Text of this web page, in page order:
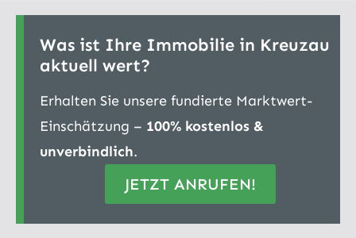
Was ist Ihre Immobilie in Kreuzau
aktuell wert?
Erhalten Sie unsere fundierte Marktwert-
Einschätzung – 100% kostenlos &
unverbindlich.
JETZT ANRUFEN!